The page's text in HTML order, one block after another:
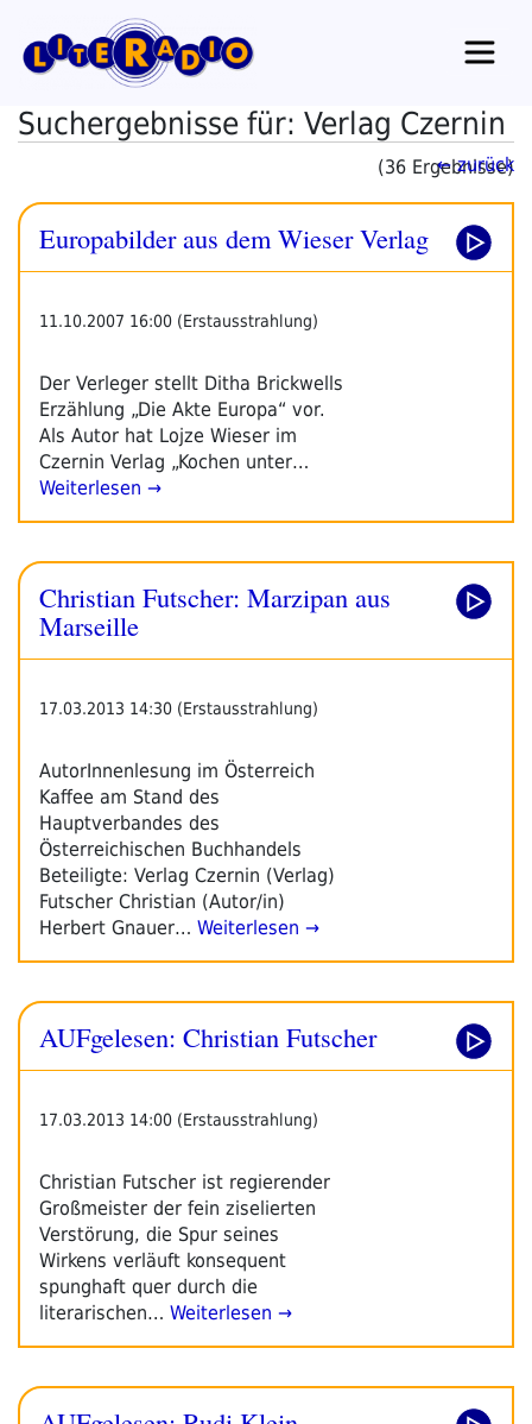
Inhalt
springen
Suchergebnisse für: Verlag Czernin
(36 Ergebnisse)
← zurück
Europabilder aus dem Wieser Verlag
11.10.2007 16:00 (Erstausstrahlung)
Der Verleger stellt Ditha Brickwells
Erzählung „Die Akte Europa“ vor.
Als Autor hat Lojze Wieser im
Czernin Verlag „Kochen unter…
Weiterlesen →
Christian Futscher: Marzipan aus
Marseille
17.03.2013 14:30 (Erstausstrahlung)
AutorInnenlesung im Österreich
Kaffee am Stand des
Hauptverbandes des
Österreichischen Buchhandels
Beteiligte: Verlag Czernin (Verlag)
Futscher Christian (Autor/in)
Herbert Gnauer… Weiterlesen →
AUFgelesen: Christian Futscher
17.03.2013 14:00 (Erstausstrahlung)
Christian Futscher ist regierender
Großmeister der fein ziselierten
Verstörung, die Spur seines
Wirkens verläuft konsequent
spunghaft quer durch die
literarischen… Weiterlesen →